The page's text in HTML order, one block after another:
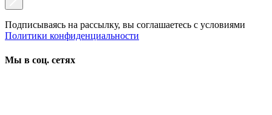
Подписываясь на рассылку, вы соглашаетесь с условиями
Политики конфиденциальности
Мы в соц. сетях